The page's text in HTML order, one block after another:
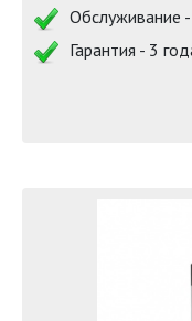
Обслуживание
Гарантия - 3